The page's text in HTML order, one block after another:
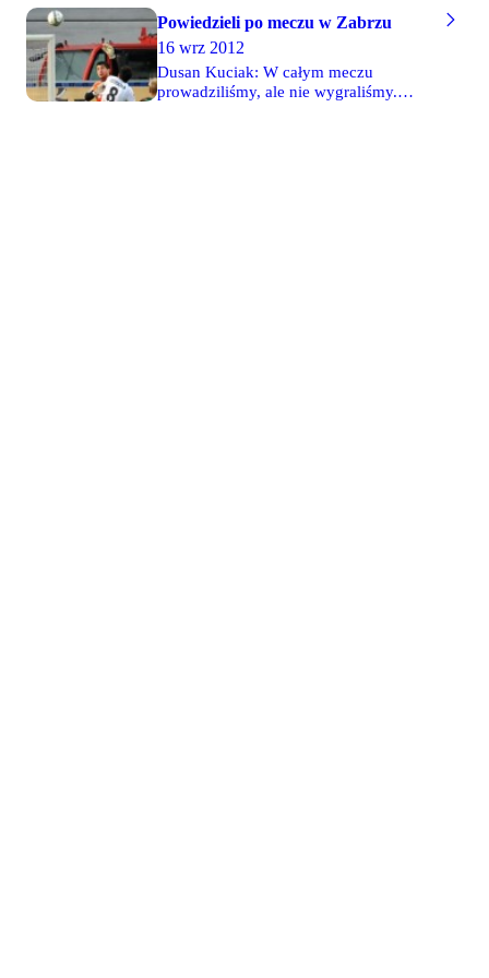
Powiedzieli po meczu w Zabrzu
16 wrz 2012
Dusan Kuciak: W całym meczu
prowadziliśmy, ale nie wygraliśmy.